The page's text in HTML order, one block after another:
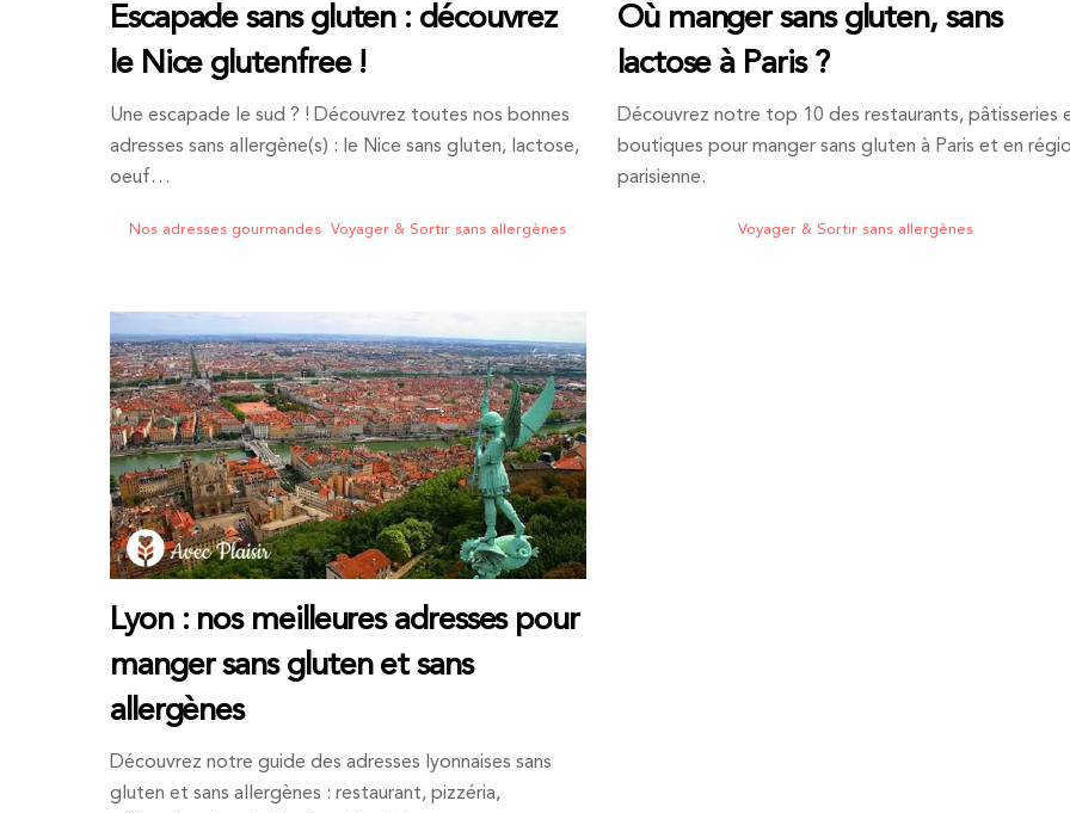
Escapade sans gluten : découvrez
le Nice glutenfree !
Une escapade le sud ? ! Découvrez toutes nos bonnes
adresses sans allergène(s) : le Nice sans gluten, lactose,
oeuf…
Nos adresses gourmandes ,Voyager & Sortir sans allergènes
Où manger sans gluten, sans
lactose à Paris ?
Découvrez notre top 10 des restaurants, pâtisseries
boutiques pour manger sans gluten à Paris et en
parisienne.
Voyager & Sortir sans allergènes
Lyon : nos meilleures adresses pour
manger sans gluten et sans
allergènes
Découvrez notre guide des adresses lyonnaises sans
gluten et sans allergènes : restaurant, pizzéria,